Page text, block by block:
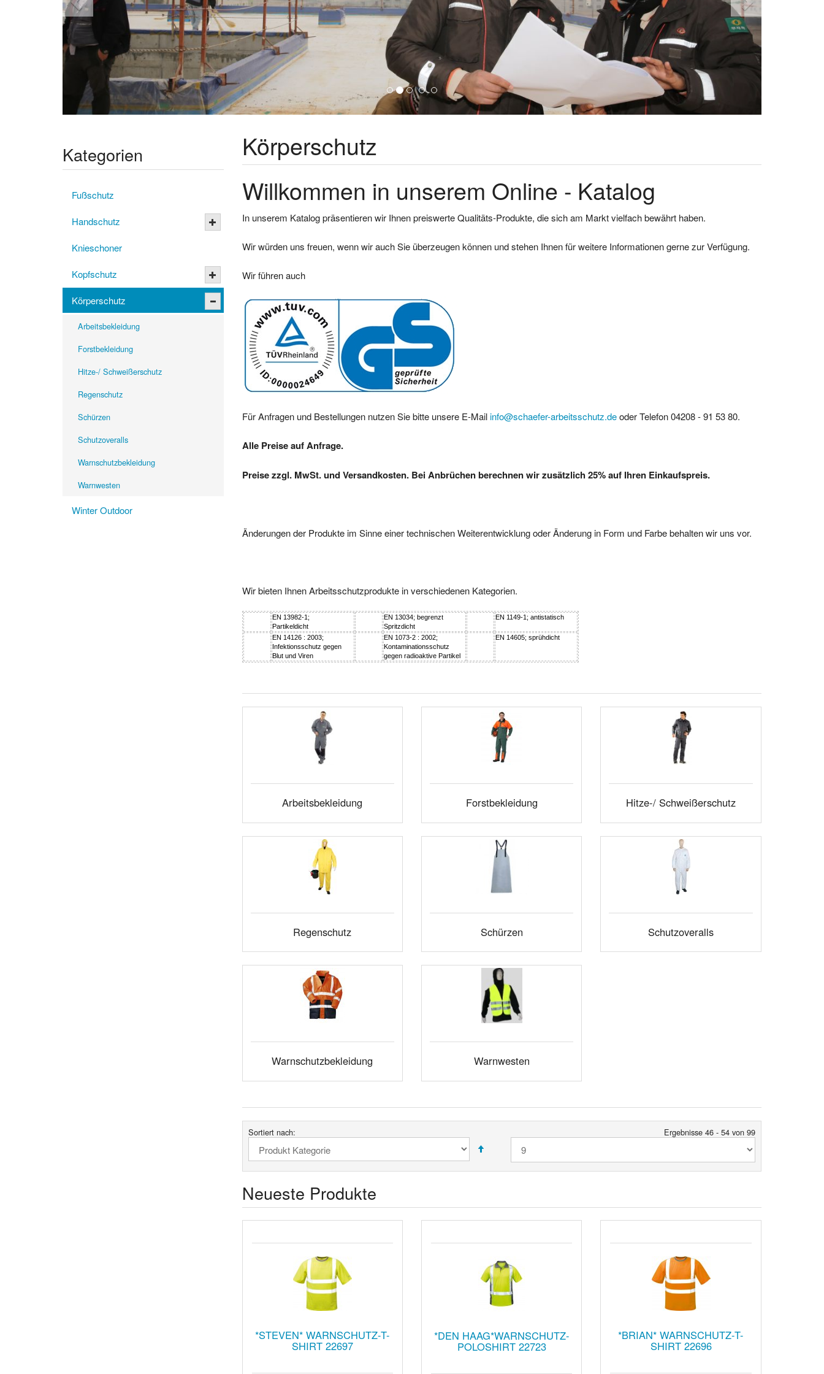
Körperschutz
Willkommen in unserem Online - Katalog
In unserem Katalog präsentieren wir Ihnen preiswerte Qualitäts-Produkte, die sich am Markt vielfach bewährt haben.
Wir würden uns freuen, wenn wir auch Sie überzeugen können und stehen Ihnen für weitere Informationen gerne zur Verfügung.
Wir führen auch
Für Anfragen und Bestellungen nutzen Sie bitte unsere E-Mailinfo@schaefer-arbeitsschutz.deoder Telefon 04208 - 91 53 80.
Alle Preise auf Anfrage.
Preise zzgl. MwSt. und Versandkosten. Bei Anbrüchen berechnen wir zusätzlich 25% auf Ihren Einkaufspreis.
Änderungen der Produkte im Sinne einer technischen Weiterentwicklung oder Änderung in Form und Farbe behalten wir uns vor.
Wir bieten Ihnen Arbeitsschutzprodukte in verschiedenen Kategorien.
EN 13982-1;
Partikeldicht
EN 13034; begrenzt
Spritzdicht
EN 1149-1; antistatisch
EN 14126 : 2003;
Infektionsschutz gegen
Blut und Viren
EN 1073-2 : 2002;
Kontaminationsschutz
gegen radioaktive Partikel
EN 14605; sprühdicht
Arbeitsbekleidung Forstbekleidung Hitze-/ Schweißerschutz
Regenschutz Schürzen Schutzoveralls
Warnschutzbekleidung Warnwesten
Sortiert nach: Ergebnisse 46 - 54 von 99
Neueste Produkte
*STEVEN* WARNSCHUTZ-T-
SHIRT 22697
*DEN HAAG*WARNSCHUTZ-
POLOSHIRT 22723
*BRIAN* WARNSCHUTZ-T-
SHIRT 22696
Kategorien
Fußschutz
Handschutz
Knieschoner
Kopfschutz
Körperschutz
Arbeitsbekleidung
Forstbekleidung
Hitze-/ Schweißerschutz
Regenschutz
Schürzen
Schutzoveralls
Warnschutzbekleidung
Warnwesten
Winter Outdoor